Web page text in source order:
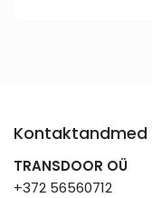
Kontaktandmed
TRANSDOOR OÜ
+372 56560712